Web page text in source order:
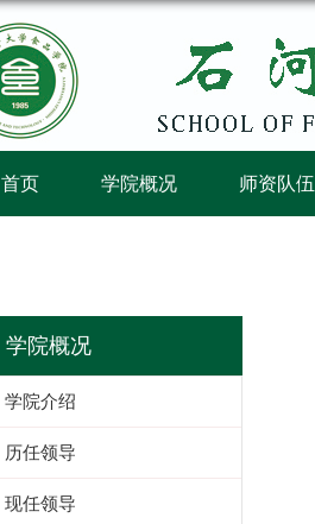
首页 学院概况 师资队伍
学院概况
学院介绍
历任领导
现任领导